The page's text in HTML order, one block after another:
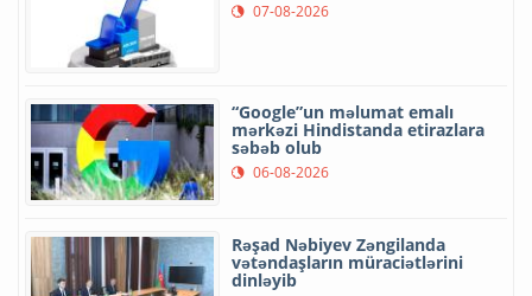
07-08-2026
“Google”un məlumat emalı
mərkəzi Hindistanda etirazlara
səbəb olub
06-08-2026
Rəşad Nəbiyev Zəngilanda
vətəndaşların müraciətlərini
dinləyib